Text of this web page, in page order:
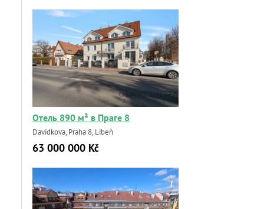
Отель 890 м² в Праге 8
Davídkova, Praha 8, Libeň
63 000 000 Kč